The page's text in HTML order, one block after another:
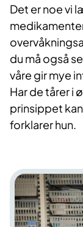
Det er noe vi
du må også
våre gir mye
Har de tårer i
prinsippet
forklarer hun.